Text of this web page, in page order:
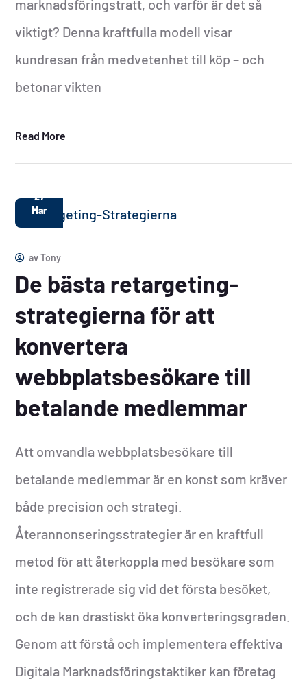
marknadsföringstratt, och varför är det så
viktigt? Denna kraftfulla modell visar
kundresan från medvetenhet till köp – och
betonar vikten
Read More
27
Mar
avTony
De bästa retargeting-
strategierna för att
konvertera
webbplatsbesökare till
betalande medlemmar
Att omvandla webbplatsbesökare till
betalande medlemmar är en konst som kräver
både precision och strategi.
Återannonseringsstrategier är en kraftfull
metod för att återkoppla med besökare som
inte registrerade sig vid det första besöket,
och de kan drastiskt öka konverteringsgraden.
Genom att förstå och implementera effektiva
Digitala Marknadsföringstaktiker kan företag